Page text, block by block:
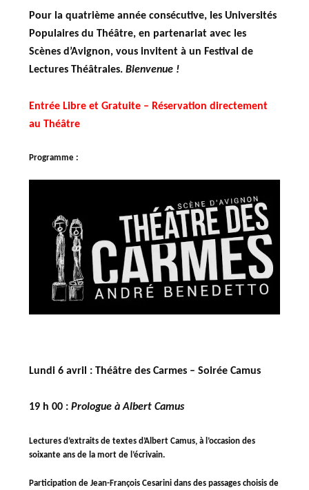
Pour la quatrième année consécutive, les Universités
Populaires du Théâtre, en partenariat avec les
Scènes d’Avignon, vous invitent à un Festival de
Lectures Théâtrales.Bienvenue !
Entrée Libre et Gratuite – Réservation directement
au Théâtre
Programme :
Lundi 6 avril : Théâtre des Carmes – Soirée Camus
19 h 00 :Prologue à Albert Camus
Lectures d’extraits de textes d’Albert Camus, à l’occasion des
soixante ans de la mort de l’écrivain.
Participation de Jean-François Cesarini dans des passages choisis de